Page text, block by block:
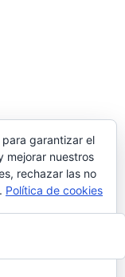
garantizar el
mejorar nuestros
rechazar las no
Política de cookies